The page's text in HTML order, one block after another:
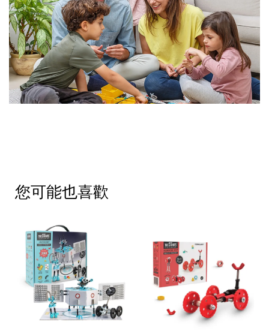
您可能也喜歡